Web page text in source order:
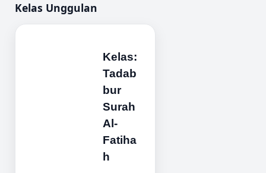
Kelas Unggulan
Kelas:
Tadab
bur
Surah
Al-
Fatiha
h